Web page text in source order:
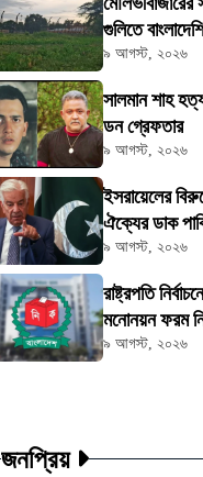
গুলিতে
৯ আগস্ট, ২০২৬
সালমান শাহ
ডন গ্রেফতার
৯ আগস্ট, ২০২৬
ইসরায়েলের
ঐক্যের ডাক
৯ আগস্ট, ২০২৬
রাষ্ট্রপতি
মনোনয়ন ফরম
৯ আগস্ট, ২০২৬
জনপ্রিয়